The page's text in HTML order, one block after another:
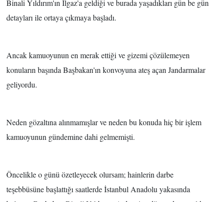
Binali Yıldırım'ın Ilgaz'a geldiği ve burada yaşadıkları gün be gün
detayları ile ortaya çıkmaya başladı.
Ancak kamuoyunun en merak ettiği ve gizemi çözülemeyen
konuların başında Başbakan'ın konvoyuna ateş açan Jandarmalar
geliyordu.
Neden gözaltına alınmamışlar ve neden bu konuda hiç bir işlem
kamuoyunun gündemine dahi gelmemişti.
Öncelikle o günü özetleyecek olursam;hainlerin darbe
teşebbüsüne başlattığı saatlerde İstanbul Anadolu yakasında
KÜLTÜR
MAGAZİN
BİLİM&TEKNOLOJİ
TÜRKİYE